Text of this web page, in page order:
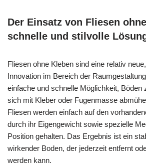
Der Einsatz von Fliesen
schnelle und stilvolle
Fliesen ohne Kleben sind eine relativ
Innovation im Bereich der
einfache und schnelle Möglichkeit, Böden
sich mit Kleber oder Fugenmasse
Fliesen werden einfach auf den
durch ihr Eigengewicht sowie spezielle
Position gehalten. Das Ergebnis ist ein
wirkender Boden, der jederzeit entfernt
werden kann.